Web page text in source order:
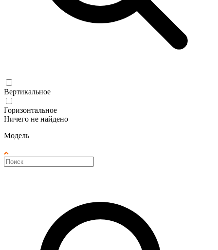
Вертикальное
Горизонтальное
Ничего не найдено
Модель